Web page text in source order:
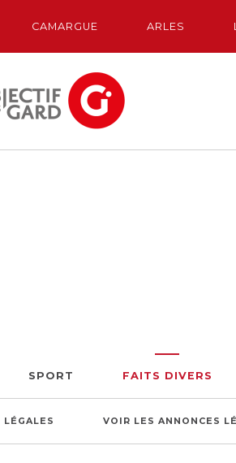
CAMARGUE ARLES
SPORT FAITS DIVERS
VOIR LES ANNONCES